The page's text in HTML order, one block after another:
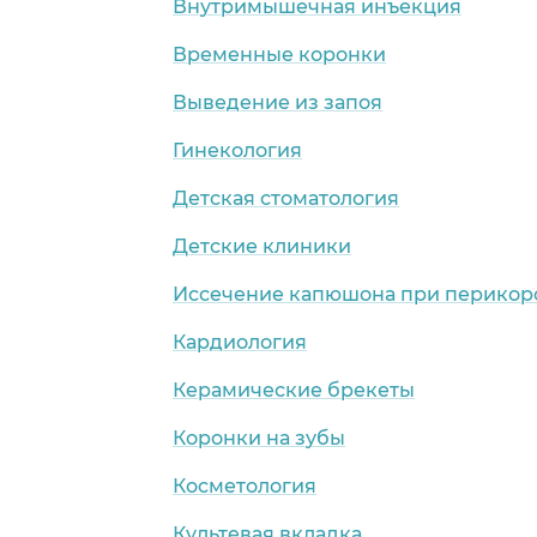
Внутримышечная инъекция
Временные коронки
Выведение из запоя
Гинекология
Детская стоматология
Детские клиники
Иссечение капюшона при
Кардиология
Керамические брекеты
Коронки на зубы
Косметология